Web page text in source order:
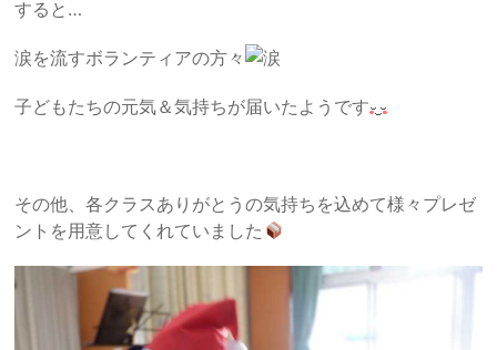
すると…
涙を流すボランティアの方々
子どもたちの元気＆気持ちが届いたようです
その他、各クラスありがとうの気持ちを込めて様々プレゼ
ントを用意してくれていました